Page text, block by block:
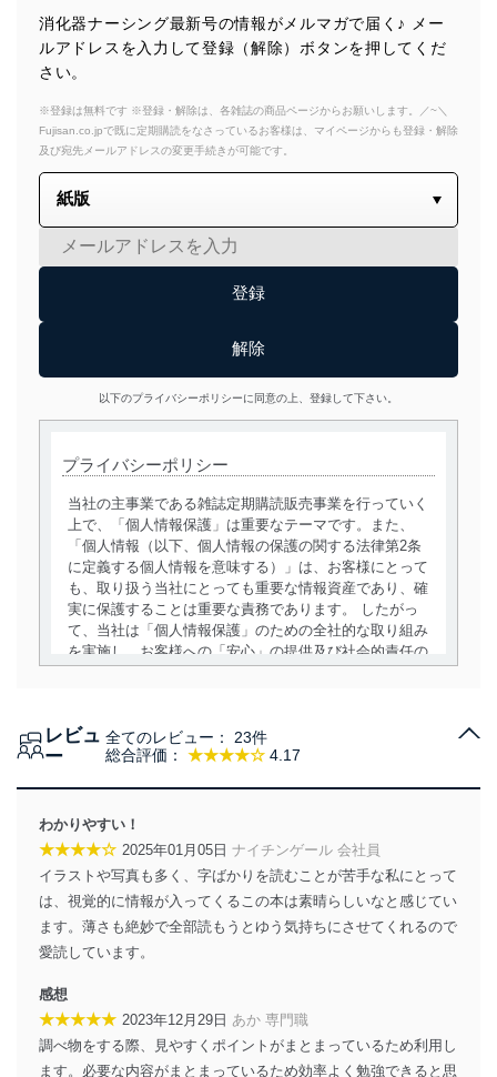
消化器ナーシング最新号の情報がメルマガで届く♪ メー
ルアドレスを入力して登録（解除）ボタンを押してくだ
さい。
※登録は無料です ※登録・解除は、各雑誌の商品ページからお願いします。／~＼
Fujisan.co.jpで既に定期購読をなさっているお客様は、マイページからも登録・解除
及び宛先メールアドレスの変更手続きが可能です。
以下のプライバシーポリシーに同意の上、登録して下さい。
プライバシーポリシー
当社の主事業である雑誌定期購読販売事業を行っていく
上で、「個人情報保護」は重要なテーマです。また、
「個人情報（以下、個人情報の保護の関する法律第2条
に定義する個人情報を意味する）」は、お客様にとって
も、取り扱う当社にとっても重要な情報資産であり、確
実に保護することは重要な責務であります。 したがっ
て、当社は「個人情報保護」のための全社的な取り組み
を実施し、お客様への「安心」の提供及び社会的責任の
当社は、個人情報の取得・利用・提供に際して、その利
達成に必要な範囲内で適法かつ公正な手段によって取
得・利用・提供を行います。また、当社が保有している
個人情報は、同意を得ずに目的外利用、第三者への提
供・開示は行いません。当社においてはこれらの取り組
みを確実にするため、従業者等の教育を徹底してまいり
ます。また、目的外利用を行わないために、適切な管理
措置を講じます。
法令遵守
その他の規範を遵守します。また、当社の管理の仕組み
に、これらの法令及びその他の規範を常に適合させま
す。
レビュ
ー
総合評価： ★★★★☆ 4.17
全てのレビュー： 23件
わかりやすい！
★★★★☆ 2025年01月05日 ナイチンゲール 会社員
イラストや写真も多く、字ばかりを読むことが苦手な私にとって
は、視覚的に情報が入ってくるこの本は素晴らしいなと感じてい
ます。薄さも絶妙で全部読もうとゆう気持ちにさせてくれるので
愛読しています。
感想
★★★★★ 2023年12月29日 あか 専門職
調べ物をする際、見やすくポイントがまとまっているため利用し
ます。必要な内容がまとまっているため効率よく勉強できると思